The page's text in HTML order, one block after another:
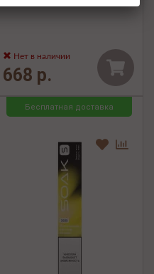
Нет в наличии
668 р.
Бесплатная доставка